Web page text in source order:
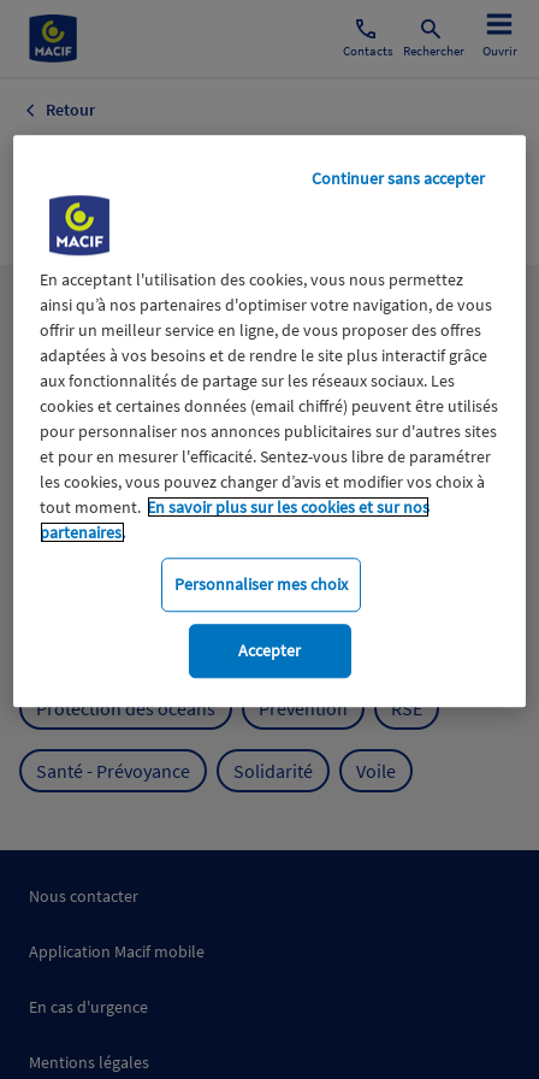
Contacts Rechercher Ouvrir
Retour
Culture Culture
Lesthématiques
Aidants Catastrophes naturelles Climat
Engagement Epargne ESS
Expérience clients Fondation Macif Jeunesse
Mutualisme
Protection de l'environnement
Protection des océans Prévention RSE
Santé - Prévoyance Solidarité Voile
Nous contacter
Application Macif mobile
En cas d'urgence
Mentions légales
En acceptant l'utilisation des cookies, vous nous permettez
ainsi qu’à nos partenaires d'optimiser votre navigation, de vous
offrir un meilleur service en ligne, de vous proposer des offres
adaptées à vos besoins et de rendre le site plus interactif grâce
aux fonctionnalités de partage sur les réseaux sociaux. Les
cookies et certaines données (email chiffré) peuvent être utilisés
pour personnaliser nos annonces publicitaires sur d'autres sites
et pour en mesurer l'efficacité. Sentez-vous libre de paramétrer
les cookies, vous pouvez changer d’avis et modifier vos choix à
tout moment. En savoir plus sur les cookies et sur nos
partenaires.
Personnaliser mes choix
Continuer sans accepter
Accepter